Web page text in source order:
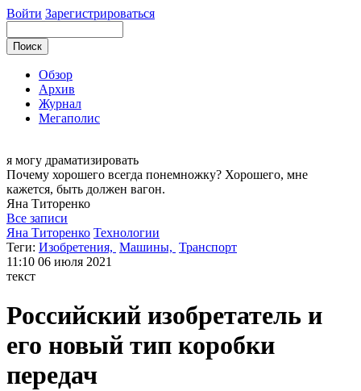
Войти Зарегистрироваться
Обзор
Архив
Журнал
Мегаполис
я могу драматизировать
Почему хорошего всегда понемножку? Хорошего, мне
кажется, быть должен вагон.
Яна Титоренко
Все записи
Яна Титоренко Технологии
Теги: Изобретения, Машины, Транспорт
11:10 06 июля 2021
текст
Российский изобретатель и
его новый тип коробки
передач